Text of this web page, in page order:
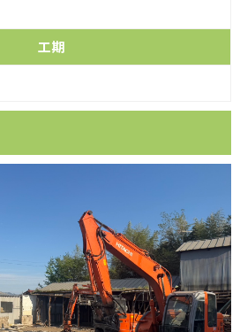
工期